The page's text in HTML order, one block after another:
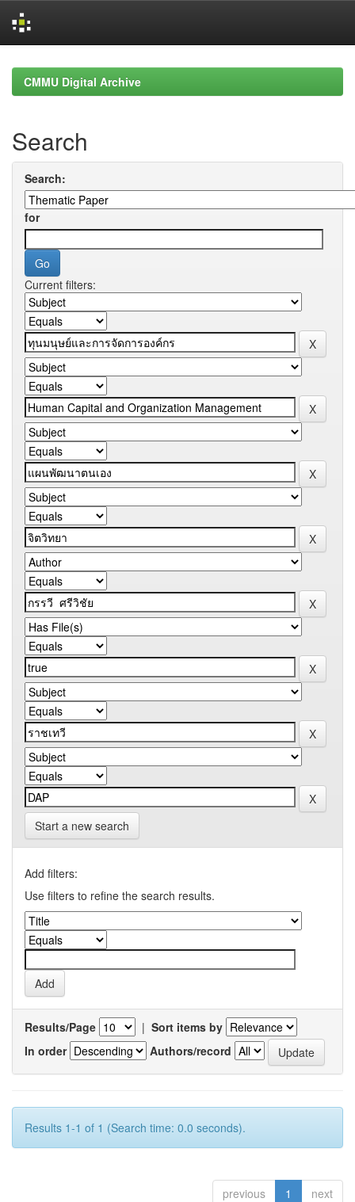
navigationCMMU Digital Archive
Search
Search:
for
Current filters:
Start a new search
Add filters:
Use filters to refine the search results.
Results/Page | Sort items by
In order
Authors/record
Results 1-1 of 1 (Search time: 0.0 seconds).
previous 1 next